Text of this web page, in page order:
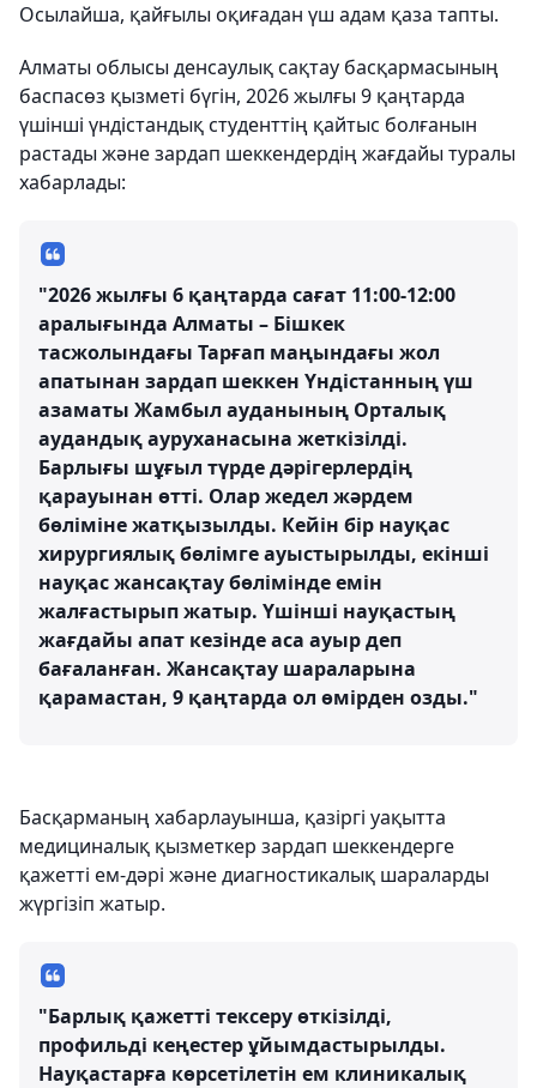
Осылайша, қайғылы оқиғадан үш адам қаза тапты.
Алматы облысы денсаулық сақтау басқармасының
баспасөз қызметі бүгін, 2026 жылғы 9 қаңтарда
үшінші үндістандық студенттің қайтыс болғанын
растады және зардап шеккендердің жағдайы туралы
хабарлады:
"2026 жылғы 6 қаңтарда сағат 11:00-12:00
аралығында Алматы – Бішкек
тасжолындағы Тарғап маңындағы жол
апатынан зардап шеккен Үндістанның үш
азаматы Жамбыл ауданының Орталық
аудандық ауруханасына жеткізілді.
Барлығы шұғыл түрде дәрігерлердің
қарауынан өтті. Олар жедел жәрдем
бөліміне жатқызылды. Кейін бір науқас
хирургиялық бөлімге ауыстырылды, екінші
науқас жансақтау бөлімінде емін
жалғастырып жатыр. Үшінші науқастың
жағдайы апат кезінде аса ауыр деп
бағаланған. Жансақтау шараларына
қарамастан, 9 қаңтарда ол өмірден озды."
Басқарманың хабарлауынша, қазіргі уақытта
медициналық қызметкер зардап шеккендерге
қажетті ем-дәрі және диагностикалық шараларды
жүргізіп жатыр.
"Барлық қажетті тексеру өткізілді,
профильді кеңестер ұйымдастырылды.
Науқастарға көрсетілетін ем клиникалық